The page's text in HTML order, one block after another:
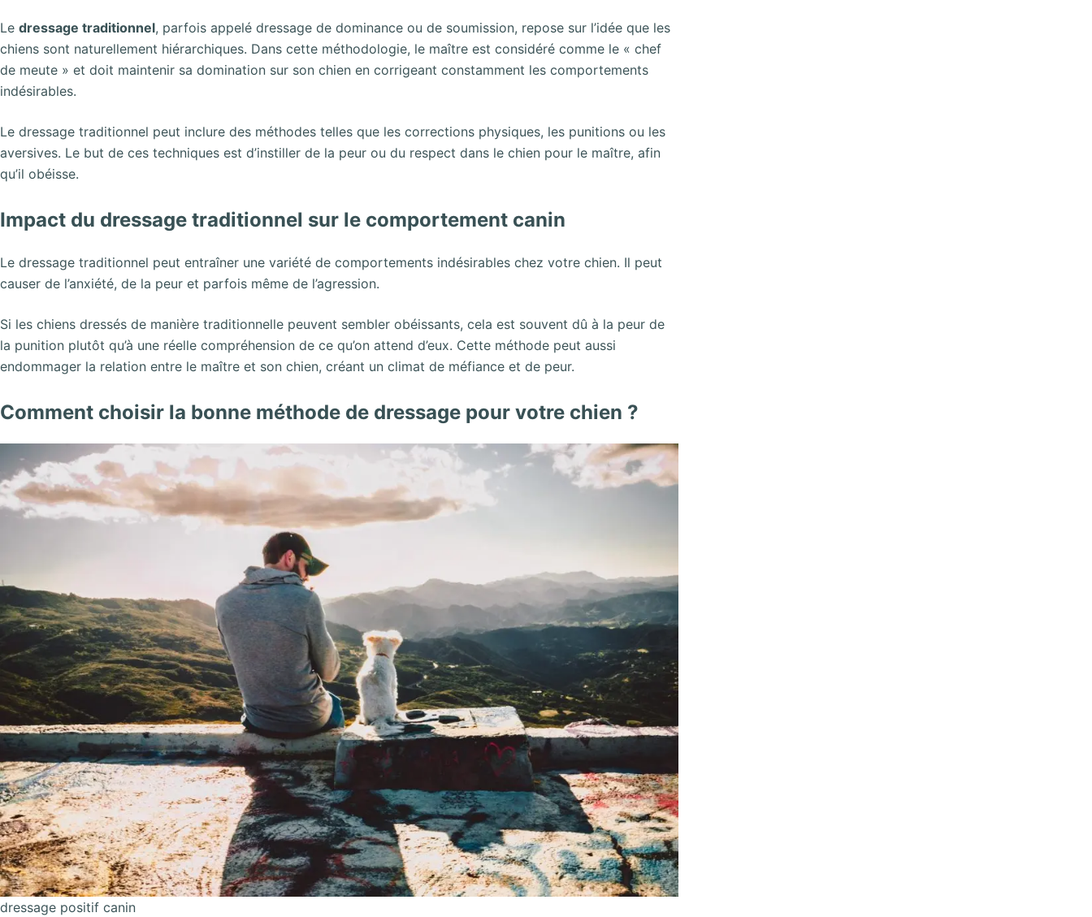
Le dressage traditionnel, parfois appelé dressage de dominance ou de soumission, repose sur l’idée que les
chiens sont naturellement hiérarchiques. Dans cette méthodologie, le maître est considéré comme le « chef
de meute » et doit maintenir sa domination sur son chien en corrigeant constamment les comportements
indésirables.
Le dressage traditionnel peut inclure des méthodes telles que les corrections physiques, les punitions ou les
aversives. Le but de ces techniques est d’instiller de la peur ou du respect dans le chien pour le maître, afin
qu’il obéisse.
Impact du dressage traditionnel sur le comportement canin
Le dressage traditionnel peut entraîner une variété de comportements indésirables chez votre chien. Il peut
causer de l’anxiété, de la peur et parfois même de l’agression.
Si les chiens dressés de manière traditionnelle peuvent sembler obéissants, cela est souvent dû à la peur de
la punition plutôt qu’à une réelle compréhension de ce qu’on attend d’eux. Cette méthode peut aussi
endommager la relation entre le maître et son chien, créant un climat de méfiance et de peur.
Comment choisir la bonne méthode de dressage pour votre chien ?
dressage positif canin